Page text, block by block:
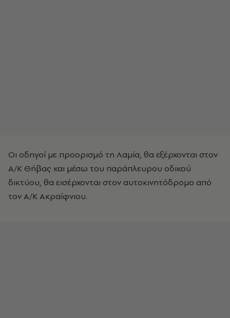
Οι οδηγοί με προορισμό τη Λαμία, θα εξέρχονται στον
Α/Κ Θήβας και μέσω του παράπλευρου οδικού
δικτύου, θα εισέρχονται στον αυτοκινητόδρομο από
τον Α/Κ Ακραίφνιου.